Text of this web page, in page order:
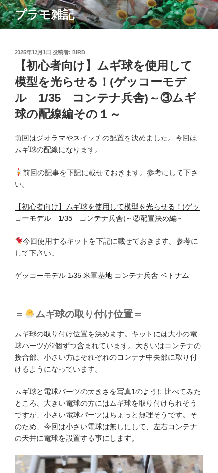
コ
ン
テ
プラモ雑記
投
2025年12月1日 投稿者: BIRD
【初心者向け】ムギ球を使用して
模型を光らせる！(ゲッコーモデ
ル 1/35 コンテナ兵舎)～③ムギ
球の配線編その１～
前回はジオラマやスイッチの配置を決めました。今回は
ムギ球の配線になります。
前回の記事を下記に載せておきます。参考にして下さ
い。
【初心者向け】ムギ球を使用して模型を光らせる！(ゲッ
コーモデル 1/35 コンテナ兵舎)～②配置決め編～
今回使用するキットを下記に載せておきます。参考に
して下さい。
ゲッコーモデル 1/35 米軍基地 コンテナ兵舎 ベトナム
＝ ムギ球の取り付け位置＝
ムギ球の取り付け位置を決めます。キットには大小の電
球パーツが2個ずつ含まれています。大きいはコンテナの
接合部、小さい方はそれぞれのコンテナ中央部に取り付
けるようになっています。
ムギ球と電球パーツの大きさを写真1のように比べてみた
ところ、大きい電球の方にはムギ球を取り付けられそう
ですが、小さい電球パーツはちょっと無理そうです。そ
のため、今回は小さい電球は無しにして、左右コンテナ
の天井に電球を設置する事にします。